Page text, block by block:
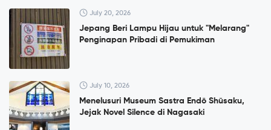
July 20, 2026
Jepang Beri Lampu Hijau untuk "Melarang"
Penginapan Pribadi di Pemukiman
July 10, 2026
Menelusuri Museum Sastra Endō Shūsaku,
Jejak Novel Silence di Nagasaki